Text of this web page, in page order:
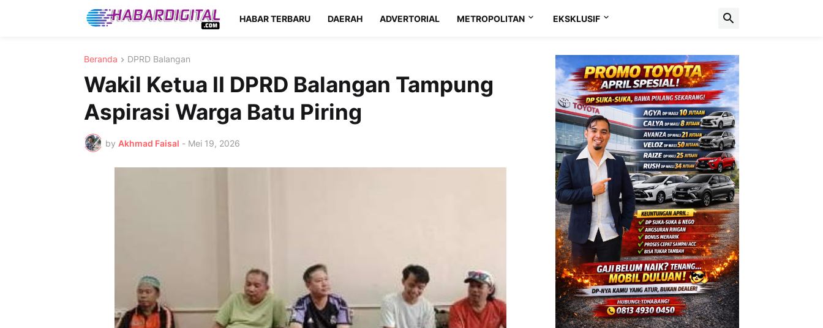
HABAR TERBARU DAERAH ADVERTORIAL METROPOLITAN EKSKLUSIF
Beranda DPRD Balangan
Wakil Ketua II DPRD Balangan Tampung
Aspirasi Warga Batu Piring
by Akhmad Faisal - Mei 19, 2026